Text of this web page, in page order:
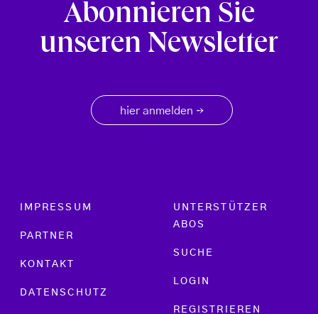
Abonnieren Sie
unseren Newsletter
hier anmelden →
Footer menu
IMPRESSUM
PARTNER
KONTAKT
DATENSCHUTZ
UNTERSTÜTZER
ABOS
SUCHE
LOGIN
REGISTRIEREN